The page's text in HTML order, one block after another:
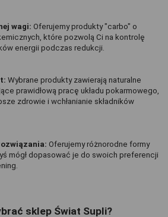
wagi: Oferujemy produkty "carbo" o
które pozwolą Ci na kontrolę
energii podczas redukcji.
Wybrane produkty zawierają naturalne
prawidłową pracę układu pokarmowego,
zdrowie i wchłanianie składników
Oferujemy różnorodne formy
mógł dopasować je do swoich preferencji
sklep Świat Supli?